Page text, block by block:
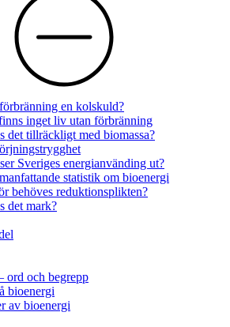
en kolskuld?
inget liv utan förbränning
det tillräckligt med biomassa?
Sveriges energianvänding ut?
statistik om bioenergi
behöves reduktionsplikten?
det mark?
ord och begrepp
bioenergi
av bioenergi